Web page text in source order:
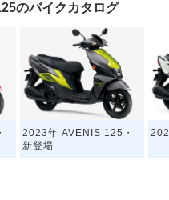
のバイクカタログ
2023年 AVENIS 125・
新登場